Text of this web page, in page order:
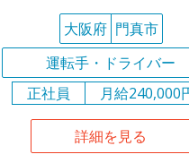
大阪府 門真市
運転手・ドライバー
正社員
月給240,000
詳細を見る